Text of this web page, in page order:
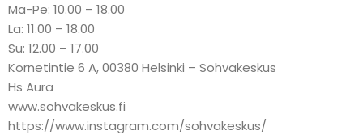
Ma-Pe: 10.00 – 18.00
La: 11.00 – 18.00
Su: 12.00 – 17.00
Kornetintie 6 A, 00380 Helsinki – Sohvakeskus
Hs Aura
www.sohvakeskus.fi
https://www.instagram.com/sohvakeskus/